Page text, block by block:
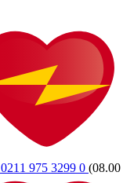
0211 975 3299 0